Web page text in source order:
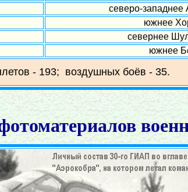
северо-западнее
южнее
севернее
южнее
- 193; воздушных боёв - 35.